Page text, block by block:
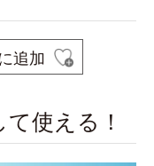
追加
使える！